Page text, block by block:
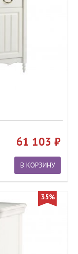
61 103
В КОРЗИНУ
35%